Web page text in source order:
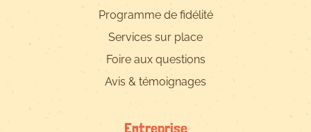
Programme de fidélité
Services sur place
Foire aux questions
Avis & témoignages
Entreprise